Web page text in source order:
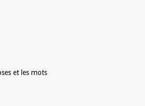
et les mots